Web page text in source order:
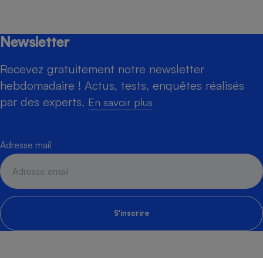
Newsletter
Recevez gratuitement notre newsletter
hebdomadaire ! Actus, tests, enquêtes réalisés
par des experts. En savoir plus
Adresse mail
S'inscrire